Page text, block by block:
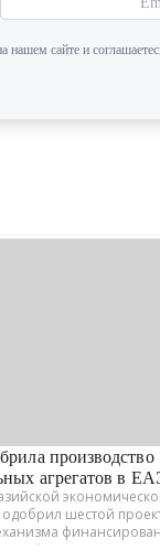
нашем сайте и
производство
агрегатов в
шестой
кооперации в